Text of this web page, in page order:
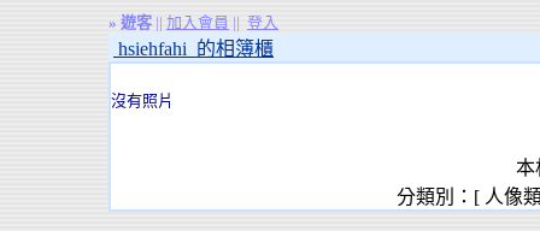
» 遊客 || 加入會員 || 登入
hsiehfahi 的相簿櫃
沒有照片
本
分類別：[ 人像